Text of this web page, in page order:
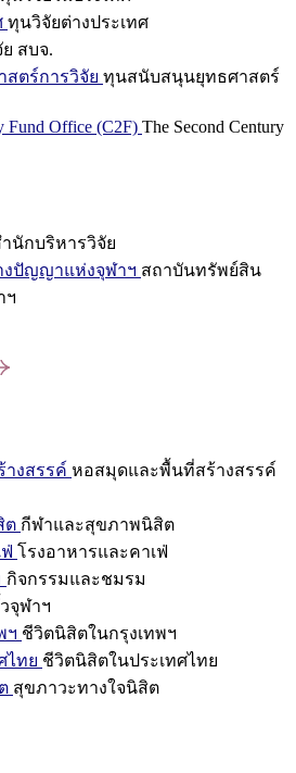
ทุนวิจัยต่างประเทศ
สบจ.
ตร์การวิจัย ทุนสนับสนุนยุทธศาสตร์
Fund Office (C2F) The Second Century
นักบริหารวิจัย
ปัญญาแห่งจุฬาฯ สถาบันทรัพย์สิน
ฯ
งสรรค์ หอสมุดและพื้นที่สร้างสรรค์
ต กีฬาและสุขภาพนิสิต
โรงอาหารและคาเฟ่
กิจกรรมและชมรม
จุฬาฯ
ฯ ชีวิตนิสิตในกรุงเทพฯ
ไทย ชีวิตนิสิตในประเทศไทย
สุขภาวะทางใจนิสิต